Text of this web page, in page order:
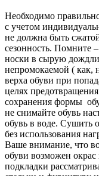
Необходимо
с учетом
не должна быть
сезонность. Помните
носки в сырую
непромокаемой ( как,
верха обуви при
целях
сохранения формы
не снимайте обувь
обувь в воде. Сушить
без использования
Ваше внимание, что
обуви возможен
подкладки